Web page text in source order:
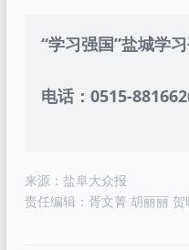
“学习强国”盐城学
电话：0515-
来源：盐阜大众报
责任编辑：胥文菁 胡丽丽 贺